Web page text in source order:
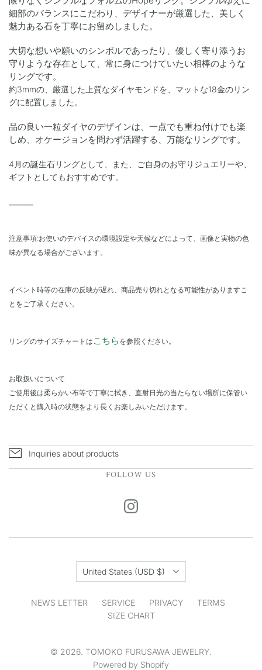
細部のバランスにこだわり、デザイナーが厳選した、美しく
魅力ある石を丁寧にお留めしました。
大切な想いや願いのシンボルであったり、優しく寄り添うお
守りような存在として、常に身につけていたい相棒のような
リングです。
約3mmの、厳選した上質なダイヤモンドを、マットな18金のリン
グに配置しました。
品の良い一粒ダイヤのデザインは、一点でも重ね付けでも楽
しめ、オケージョンを問わず活躍する、万能なリングです。
4月の誕生石リングとして、また、ご自身のお守りジュエリーや、
ギフトとしてもおすすめです。
注意事項:お使いのデバイスの環境設定や天候などによって、画像と実物の色
味が異なる場合がございます。
イベント時等の在庫の反映が遅れ、商品売り切れとなる可能性がありますこ
とをご了承ください。
リングのサイズチャートは こちら を参照ください。
お取扱いについて:
ご使用後は柔らかい布等で丁寧に拭き、直射日光の当たらない場所に保管い
ただくと購入時の状態をより長くお楽しみいただけます。
Inquiries about products
FOLLOW US
NEWS LETTER SERVICE PRIVACY
TERMS
SIZE CHART
© 2026. TOMOKO FURUSAWA JEWELRY.
Powered by Shopify
Country
United States (USD $)